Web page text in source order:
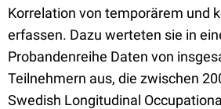
Korrelation von temporärem und
erfassen. Dazu werteten sie in
Probandenreihe Daten von
Teilnehmern aus, die zwischen
Swedish Longitudinal